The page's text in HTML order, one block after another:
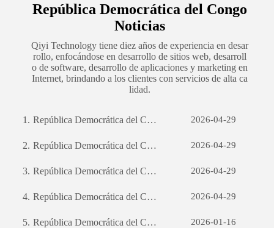
República Democrática del Congo
Noticias
Qiyi Technology tiene diez años de experiencia en desar
rollo, enfocándose en desarrollo de sitios web, desarroll
o de software, desarrollo de aplicaciones y marketing en
Internet, brindando a los clientes con servicios de alta ca
lidad.
1. República Democrática del Congo SPA Sviluppo del sito web per il commercio estero: una guida completa 2026-04-29
2. República Democrática del Congo স্পা অ্যাপ ডেভেলপমেন্টঃ একটি সফল মোবাইল অ্যাপ্লিকেশন তৈরির যাত্রা 2026-04-29
3. República Democrática del Congo স্পা ব্যবসায়িক সম্ভাবনার উন্মোচনঃ কাস্টম সফটওয়্যার ডেভেলপমেন্টের শক্তি 2026-04-29
4. República Democrática del Congo SPA Sviluppo del sito web per il commercio estero: una guida completa 2026-04-29
5. República Democrática del Congo স্পা অ্যাপ ডেভেলপমেন্টঃ একটি সফল মোবাইল অ্যাপ্লিকেশন তৈরির যাত্রা 2026-01-16